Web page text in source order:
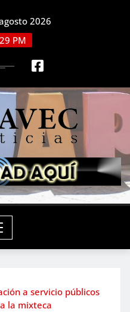
2026
PM
a servicio públicos
la mixteca